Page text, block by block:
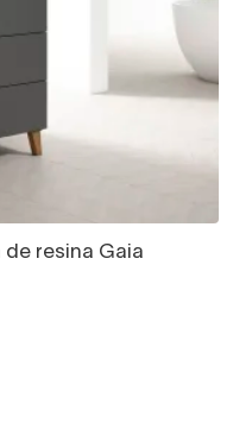
de resina Gaia